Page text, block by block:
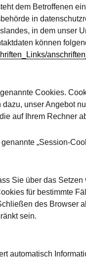
dem Betroffenen
in
in dem unser
können
Cookies.
unser Angebot
auf Ihrem Rechner
„Session-
Sie über das
für bestimmte
des Browser
sein.
automatisch